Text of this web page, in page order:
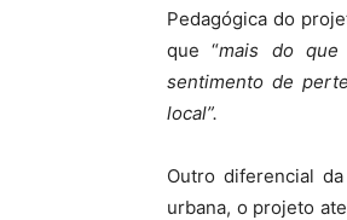
Pedagógica do
que “mais do que
sentimento de
local”.
Outro diferencial
urbana, o projeto